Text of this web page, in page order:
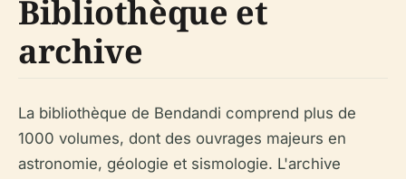
Bibliothèque et
archive
La bibliothèque de Bendandi comprend plus de
1000 volumes, dont des ouvrages majeurs en
astronomie, géologie et sismologie. L'archive